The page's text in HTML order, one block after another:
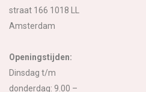
straat 166 1018 LL
Amsterdam
Openingstijden:
Dinsdag t/m
donderdag: 9.00 –